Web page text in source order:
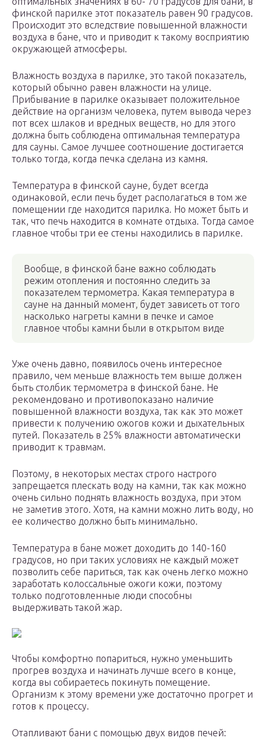
финской парилке этот показатель равен 90 градусов.
Происходит это вследствие повышенной влажности
воздуха в бане, что и приводит к такому восприятию
окружающей атмосферы.
Влажность воздуха в парилке, это такой показатель,
который обычно равен влажности на улице.
Прибывание в парилке оказывает положительное
действие на организм человека, путем вывода через
пот всех шлаков и вредных веществ, но для этого
должна быть соблюдена оптимальная температура
для сауны. Самое лучшее соотношение достигается
только тогда, когда печка сделана из камня.
Температура в финской сауне, будет всегда
одинаковой, если печь будет располагаться в том же
помещении где находится парилка. Но может быть и
так, что печь находится в комнате отдыха. Тогда самое
главное чтобы три ее стены находились в парилке.
Вообще, в финской бане важно соблюдать
режим отопления и постоянно следить за
показателем термометра. Какая температура в
сауне на данный момент, будет зависеть от того
насколько нагреты камни в печке и самое
главное чтобы камни были в открытом виде
Уже очень давно, появилось очень интересное
правило, чем меньше влажность тем выше должен
быть столбик термометра в финской бане. Не
рекомендовано и противопоказано наличие
повышенной влажности воздуха, так как это может
привести к получению ожогов кожи и дыхательных
путей. Показатель в 25% влажности автоматически
приводит к травмам.
Поэтому, в некоторых местах строго настрого
запрещается плескать воду на камни, так как можно
очень сильно поднять влажность воздуха, при этом
не заметив этого. Хотя, на камни можно лить воду, но
ее количество должно быть минимально.
Температура в бане может доходить до 140-160
градусов, но при таких условиях не каждый может
позволить себе париться, так как очень легко можно
заработать колоссальные ожоги кожи, поэтому
только подготовленные люди способны
выдерживать такой жар.
Чтобы комфортно попариться, нужно уменьшить
прогрев воздуха и начинать лучше всего в конце,
когда вы собираетесь покинуть помещение.
Организм к этому времени уже достаточно прогрет и
готов к процессу.
Отапливают бани с помощью двух видов печей: